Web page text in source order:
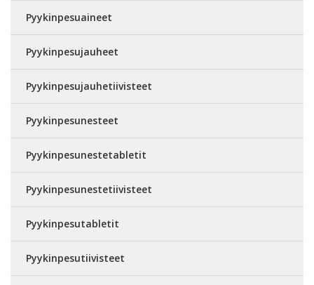
Pyykinpesuaineet
Pyykinpesujauheet
Pyykinpesujauhetiivisteet
Pyykinpesunesteet
Pyykinpesunestetabletit
Pyykinpesunestetiivisteet
Pyykinpesutabletit
Pyykinpesutiivisteet